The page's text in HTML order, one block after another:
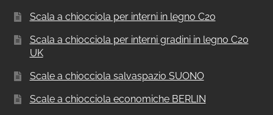
Scala a chiocciola per interni in legno C20
Scala a chiocciola per interni gradini in legno C20
UK
Scale a chiocciola salvaspazio SUONO
Scale a chiocciola economiche BERLIN